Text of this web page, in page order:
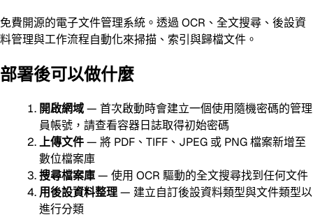
免費開源的電子文件管理系統。透過 OCR、全文搜尋、後設資
料管理與工作流程自動化來掃描、索引與歸檔文件。
部署後可以做什麼
開啟網域— 首次啟動時會建立一個使用隨機密碼的管理
員帳號，請查看容器日誌取得初始密碼
上傳文件— 將 PDF、TIFF、JPEG 或 PNG 檔案新增至
數位檔案庫
搜尋檔案庫— 使用 OCR 驅動的全文搜尋找到任何文件
用後設資料整理— 建立自訂後設資料類型與文件類型以
進行分類